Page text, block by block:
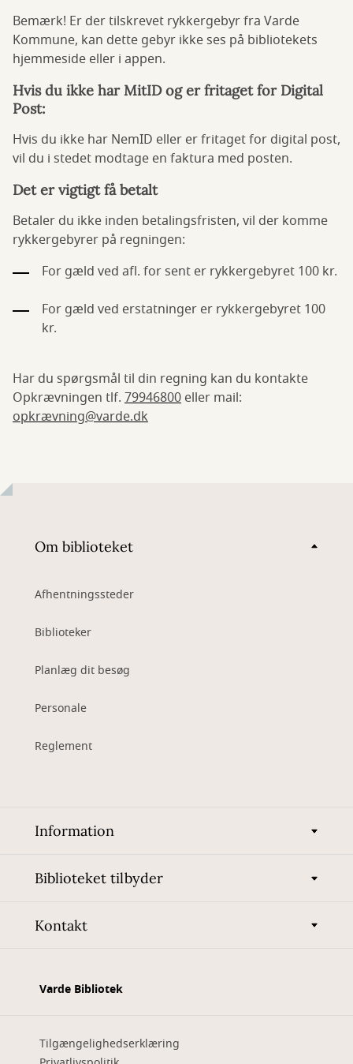
Bemærk! Er der tilskrevet rykkergebyr fra Varde
Kommune, kan dette gebyr ikke ses på bibliotekets
hjemmeside eller i appen.
Hvis du ikke har MitID og er fritaget for Digital
Post:
Hvis du ikke har NemID eller er fritaget for digital post,
vil du i stedet modtage en faktura med posten.
Det er vigtigt få betalt
Betaler du ikke inden betalingsfristen, vil der komme
rykkergebyrer på regningen:
For gæld ved afl. for sent er rykkergebyret 100 kr.
For gæld ved erstatninger er rykkergebyret 100
kr.
Har du spørgsmål til din regning kan du kontakte
Opkrævningen tlf. 79946800 eller mail:
opkrævning@varde.dk
Om biblioteket
Afhentningssteder
Biblioteker
Planlæg dit besøg
Personale
Reglement
Information
Biblioteket tilbyder
Kontakt
Varde Bibliotek
Tilgængelighedserklæring